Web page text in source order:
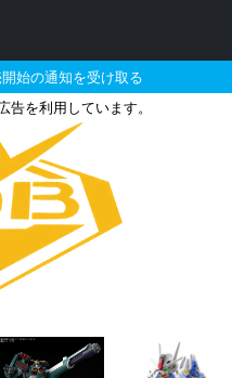
始の通知を受け取る
を利用しています。
プラの販売・